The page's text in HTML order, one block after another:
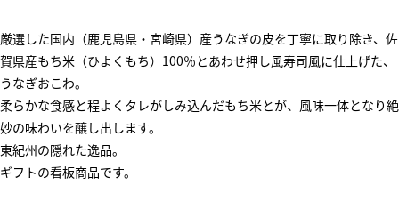
厳選した国内（鹿児島県・宮崎県）産うなぎの皮を丁寧に取り除き、佐
賀県産もち米（ひよくもち）100％とあわせ押し風寿司風に仕上げた、
うなぎおこわ。
柔らかな食感と程よくタレがしみ込んだもち米とが、風味一体となり絶
妙の味わいを醸し出します。
東紀州の隠れた逸品。
ギフトの看板商品です。